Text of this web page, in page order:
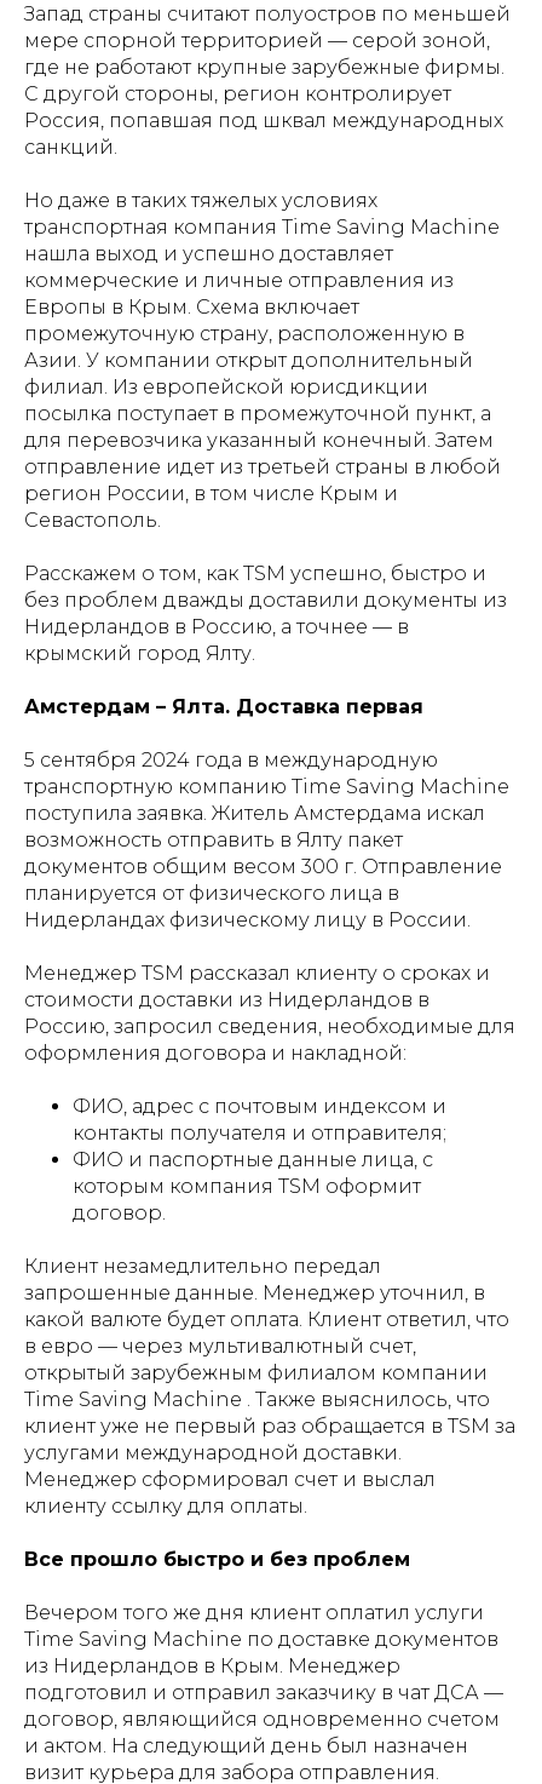
Запад страны считают полуостров по меньшей
мере спорной территорией — серой зоной,
где не работают крупные зарубежные фирмы.
С другой стороны, регион контролирует
Россия, попавшая под шквал международных
санкций.
Но даже в таких тяжелых условиях
транспортная компания Time Saving Machine
нашла выход и успешно доставляет
коммерческие и личные отправления из
Европы в Крым. Схема включает
промежуточную страну, расположенную в
Азии. У компании открыт дополнительный
филиал. Из европейской юрисдикции
посылка поступает в промежуточной пункт, а
для перевозчика указанный конечный. Затем
отправление идет из третьей страны в любой
регион России, в том числе Крым и
Севастополь.
Расскажем о том, как TSM успешно, быстро и
без проблем дважды доставили документы из
Нидерландов в Россию, а точнее — в
крымский город Ялту.
Амстердам – Ялта. Доставка первая
5 сентября 2024 года в международную
транспортную компанию Time Saving Machine
поступила заявка. Житель Амстердама искал
возможность отправить в Ялту пакет
документов общим весом 300 г. Отправление
планируется от физического лица в
Нидерландах физическому лицу в России.
Менеджер TSM рассказал клиенту о сроках и
стоимости доставки из Нидерландов в
Россию, запросил сведения, необходимые для
оформления договора и накладной:
ФИО, адрес с почтовым индексом и
контакты получателя и отправителя;
ФИО и паспортные данные лица, с
которым компания TSM оформит
договор.
Клиент незамедлительно передал
запрошенные данные. Менеджер уточнил, в
какой валюте будет оплата. Клиент ответил, что
в евро — через мультивалютный счет,
открытый зарубежным филиалом компании
Time Saving Machine . Также выяснилось, что
клиент уже не первый раз обращается в TSM за
услугами международной доставки.
Менеджер сформировал счет и выслал
клиенту ссылку для оплаты.
Все прошло быстро и без проблем
Вечером того же дня клиент оплатил услуги
Time Saving Machine по доставке документов
из Нидерландов в Крым. Менеджер
подготовил и отправил заказчику в чат ДСА —
договор, являющийся одновременно счетом
и актом. На следующий день был назначен
визит курьера для забора отправления.